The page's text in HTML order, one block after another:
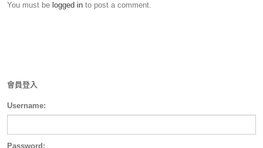
You must be logged in to post a comment.
會員登入
Username:
Password: